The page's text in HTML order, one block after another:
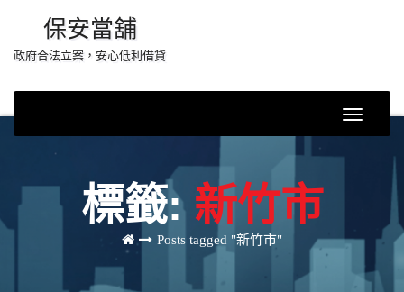
content
保安當舖
政府合法立案，安心低利借貸
Toggle
標籤: 新竹市
Posts tagged "新竹市"